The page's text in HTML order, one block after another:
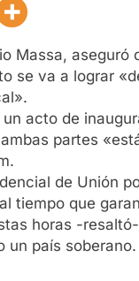
Massa,
se va a lograr
acto de
partes
de Unión
tiempo que
horas -
un país